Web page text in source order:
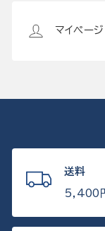
マイページ
送料
5,400円